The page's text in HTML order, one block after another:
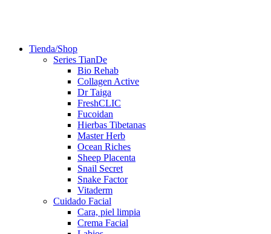
Tienda/Shop
Series TianDe
Bio Rehab
Collagen Active
Dr Taiga
FreshCLIC
Fucoidan
Hierbas Tibetanas
Master Herb
Ocean Riches
Sheep Placenta
Snail Secret
Snake Factor
Vitaderm
Cuidado Facial
Cara, piel limpia
Crema Facial